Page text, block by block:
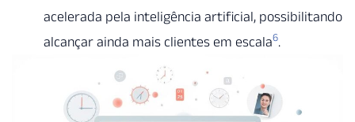
acelerada pela inteligência artificial, possibilitando
alcançar ainda mais clientes em escala6.